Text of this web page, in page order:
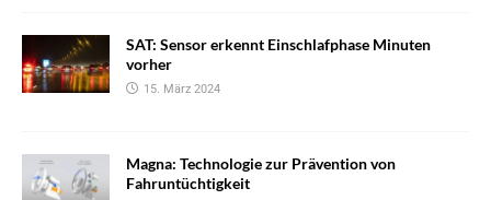
SAT: Sensor erkennt Einschlafphase Minuten
vorher
15. März 2024
Magna: Technologie zur Prävention von
Fahruntüchtigkeit